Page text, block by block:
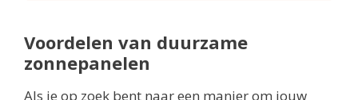
Voordelen van duurzame
zonnepanelen
Als je op zoek bent naar een manier om jouw